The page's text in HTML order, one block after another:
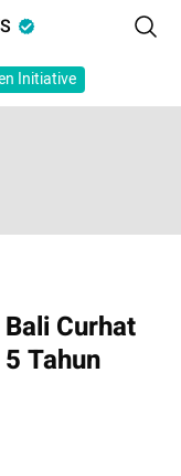
Initiative
Curhat
Tahun